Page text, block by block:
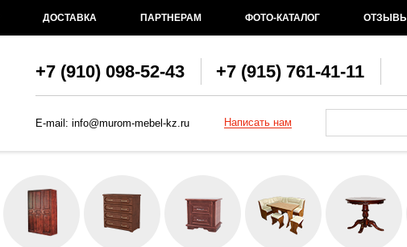
ДОСТАВКА ПАРТНЕРАМ ФОТО-КАТАЛОГ ОТЗЫВЫ
+7 (910) 098-52-43 +7 (915) 761-41-11
E-mail: info@murom-mebel-kz.ru Написать нам